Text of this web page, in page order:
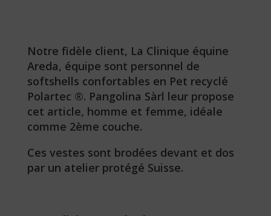
Notre fidèle client, La Clinique équine
Areda, équipe sont personnel de
softshells confortables en Pet recyclé
Polartec ®. Pangolina Sàrl leur propose
cet article, homme et femme, idéale
comme 2ème couche.
Ces vestes sont brodées devant et dos
par un atelier protégé Suisse.